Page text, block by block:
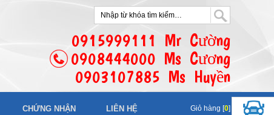
0915999111 Mr Cường
0908444000 Ms Cương
0903107885 Ms Huyền
CHỨNG NHẬN LIÊN HỆ Giỏ hàng [0]